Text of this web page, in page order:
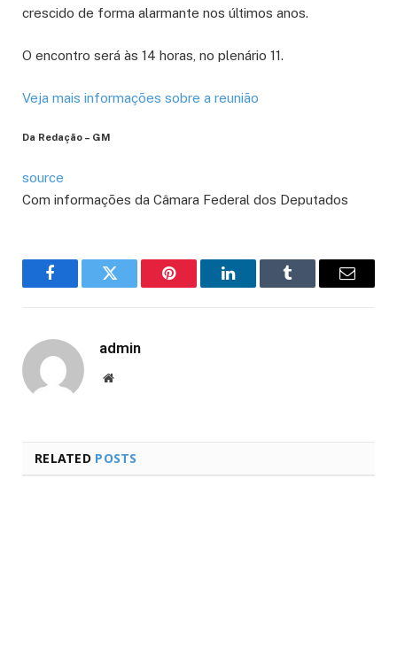
crescido de forma alarmante nos últimos anos.
O encontro será às 14 horas, no plenário 11.
Veja mais informações sobre a reunião
Da Redação – GM
source
Com informações da Câmara Federal dos Deputados
FacebookTwitter Pinterest LinkedInTumblr Email
admin
Website
RELATED POSTS